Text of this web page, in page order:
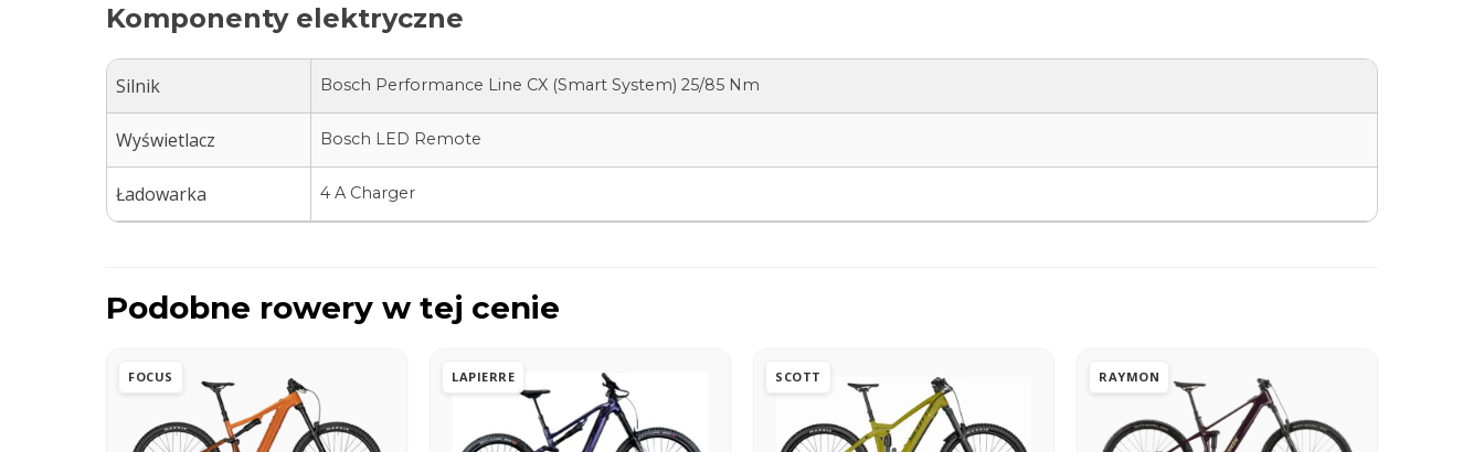
Komponenty elektryczne
Silnik Bosch Performance Line CX (Smart System) 25/85 Nm
Wyświetlacz Bosch LED Remote
Ładowarka 4 A Charger
Podobne rowery w tej cenie
FOCUS LAPIERRE SCOTT RAYMON